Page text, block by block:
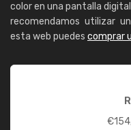
color en una pantalla
recomendamos utilizar un
esta web puedes comprar
€